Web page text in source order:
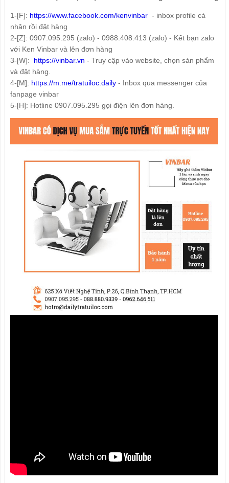
1-[F]: https://www.facebook.com/kenvinbar - inbox profile cá
nhân rồi đặt hàng
2-[Z]: 0907.095.295 (zalo) - 0988.408.413 (zalo) - Kết bạn zalo
với Ken Vinbar và lên đơn hàng
3-[W]: https://vinbar.vn - Truy cập vào website, chọn sản phẩm
và đặt hàng.
4-[M]: https://m.me/tratuiloc.daily- Inbox qua messenger của
fanpage vinbar
5-[H]: Hotline 0907.095.295 gọi điện lên đơn hàng.